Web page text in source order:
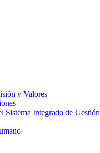
y Valores
Sistema Integrado de Gestión